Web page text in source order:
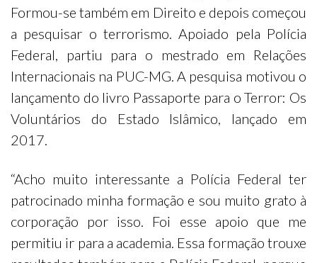
Formou-se também em Direito e depois começou
a pesquisar o terrorismo. Apoiado pela Polícia
Federal, partiu para o mestrado em Relações
Internacionais na PUC-MG. A pesquisa motivou o
lançamento do livro Passaporte para o Terror: Os
Voluntários do Estado Islâmico, lançado em
2017.
“Acho muito interessante a Polícia Federal ter
patrocinado minha formação e sou muito grato à
corporação por isso. Foi esse apoio que me
permitiu ir para a academia. Essa formação trouxe